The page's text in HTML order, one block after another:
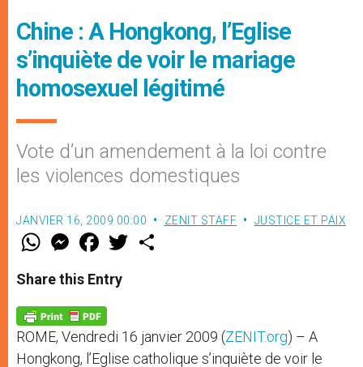
Chine : A Hongkong, l’Eglise
s’inquiète de voir le mariage
homosexuel légitimé
Vote d’un amendement à la loi contre
les violences domestiques
JANVIER 16, 2009 00:00 ZENIT STAFF JUSTICE ET PAIX
W
t
s
p
p
M
e
s
e
g
e
r
F
a
e
b
o
k
w
Share this Entry
ROME, Vendredi 16 janvier 2009 (ZENIT.org) – A
Hongkong, l’Eglise catholique s’inquiète de voir le